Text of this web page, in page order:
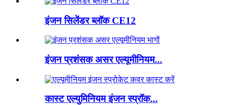
इंजन सिलेंडर ब्लॉक CE12
इंजन प्रशंसक असर एल्यूमीनियम...
कास्ट एल्युमिनियम इंजन स्प्रॉक...